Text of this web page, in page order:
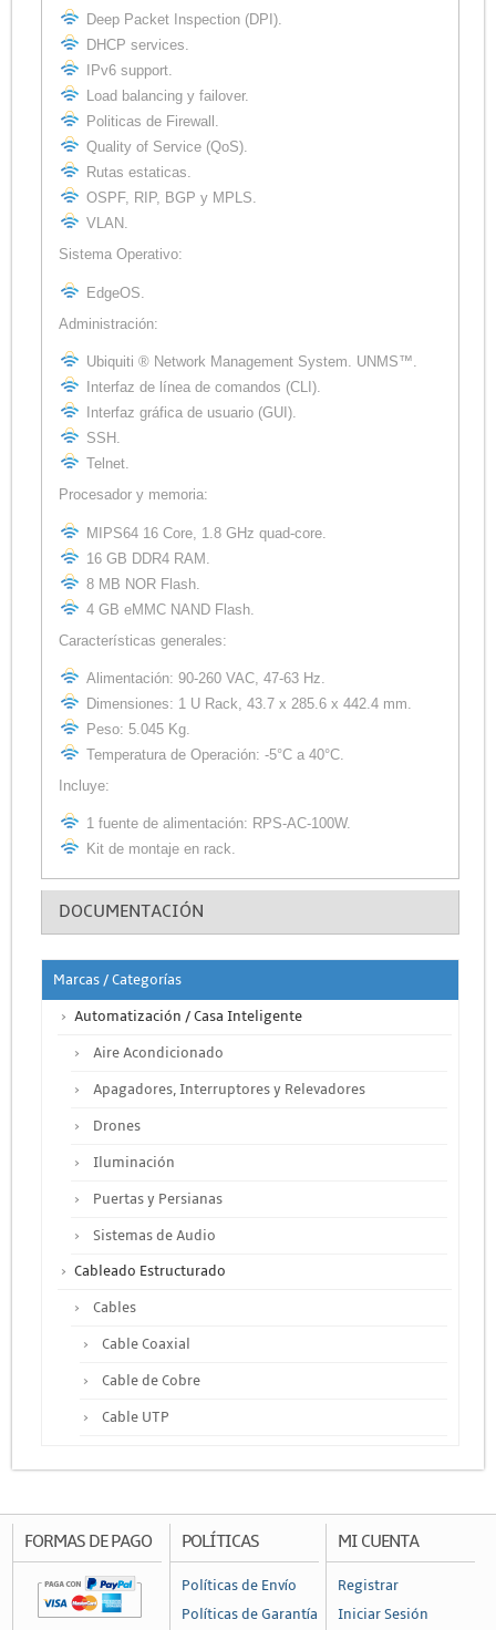
Deep Packet Inspection (DPI).
DHCP services.
IPv6 support.
Load balancing y failover.
Politicas de Firewall.
Quality of Service (QoS).
Rutas estaticas.
OSPF, RIP, BGP y MPLS.
VLAN.
Sistema Operativo:
EdgeOS.
Administración:
Ubiquiti ® Network Management System. UNMS™.
Interfaz de línea de comandos (CLI).
Interfaz gráfica de usuario (GUI).
SSH.
Telnet.
Procesador y memoria:
MIPS64 16 Core, 1.8 GHz quad-core.
16 GB DDR4 RAM.
8 MB NOR Flash.
4 GB eMMC NAND Flash.
Características generales:
Alimentación: 90-260 VAC, 47-63 Hz.
Dimensiones: 1 U Rack, 43.7 x 285.6 x 442.4 mm.
Peso: 5.045 Kg.
Temperatura de Operación: -5°C a 40°C.
Incluye:
1 fuente de alimentación: RPS-AC-100W.
Kit de montaje en rack.
DOCUMENTACIÓN
Marcas / Categorías
Automatización / Casa Inteligente
Aire Acondicionado
Apagadores, Interruptores y Relevadores
Drones
Iluminación
Puertas y Persianas
Sistemas de Audio
Cableado Estructurado
Cables
Cable Coaxial
Cable de Cobre
Cable UTP
Accesorios
Cajas de Distribución
Canaleta
FORMAS DE PAGO POLÍTICAS
Políticas de Envío
Políticas de Garantía
MI CUENTA
Registrar
Iniciar Sesión